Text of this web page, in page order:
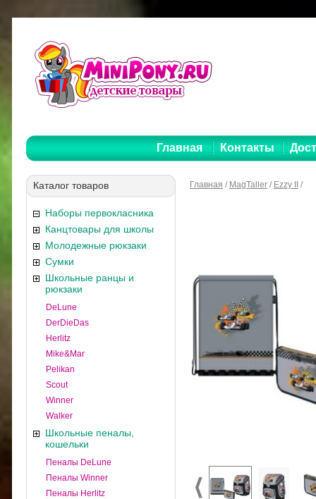
Главная Контакты
Каталог товаров
Наборы первокласника
Канцтовары для школы
Молодежные рюкзаки
Сумки
Школьные ранцы и
рюкзаки
DeLune
DerDieDas
Herlitz
Mike&Mar
Pelikan
Scout
Winner
Walker
Школьные пеналы,
кошельки
Пеналы DeLune
Пеналы Winner
Пеналы Herlitz
Главная / MagTaller / Ezzy II /